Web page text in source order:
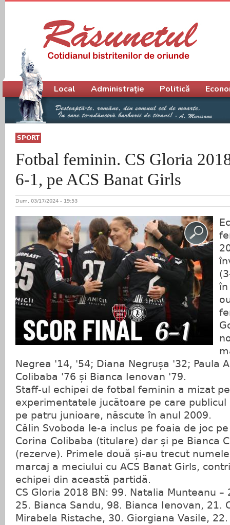
SPORT
Fotbal feminin. CS Gloria
6-1, pe ACS Banat Girls
Dum, 03/17/2024 - 19:53
în
Negrea '14, '54; Diana Negrușa '32; Paula
Colibaba '76 și Bianca Ienovan '79.
Staff-ul echipei de fotbal feminin a mizat
experimentatele jucătoare pe care publicul
pe patru junioare, născute în anul 2009.
Călin Svoboda le-a inclus pe foaia de joc
Corina Colibaba (titulare) dar și pe Bianca
(rezerve). Primele două și-au trecut
marcaj a meciului cu ACS Banat Girls,
echipei din această partidă.
CS Gloria 2018 BN: 99. Natalia Munteanu –
25. Bianca Sandu, 98. Bianca Ienovan, 21.
Mirabela Ristache, 30. Giorgiana Vasile,
Meniu principal
Local Administrație Politică